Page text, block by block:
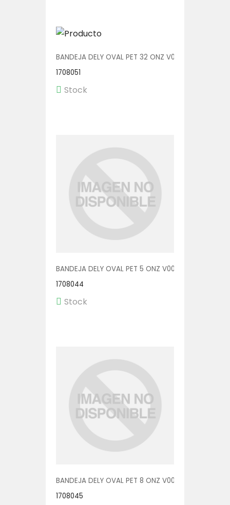
BANDEJA DELY OVAL PET 32 ONZ V00514/P 1/200
1708051
Stock
BANDEJA DELY OVAL PET 5 ONZ V00510/AP 1/600
1708044
Stock
BANDEJA DELY OVAL PET 8 ONZ V00510/P 1/600
1708045